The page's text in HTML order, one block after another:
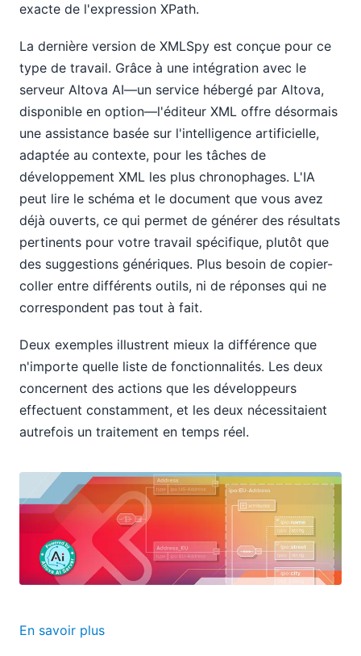
exacte de l'expression XPath.
La dernière version de XMLSpy est conçue pour ce
type de travail. Grâce à une intégration avec le
serveur Altova AI—un service hébergé par Altova,
disponible en option—l'éditeur XML offre désormais
une assistance basée sur l'intelligence artificielle,
adaptée au contexte, pour les tâches de
développement XML les plus chronophages. L'IA
peut lire le schéma et le document que vous avez
déjà ouverts, ce qui permet de générer des résultats
pertinents pour votre travail spécifique, plutôt que
des suggestions génériques. Plus besoin de copier-
coller entre différents outils, ni de réponses qui ne
correspondent pas tout à fait.
Deux exemples illustrent mieux la différence que
n'importe quelle liste de fonctionnalités. Les deux
concernent des actions que les développeurs
effectuent constamment, et les deux nécessitaient
autrefois un traitement en temps réel.
En savoir plus